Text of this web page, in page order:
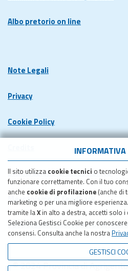
INFORMATIVA
Il sito utilizza cookie tecnici o
funzionare correttamente. Con il tuo
anche cookie di profilazione (anche di
marketing o per una migliore
tramite laX in alto a destra, accetti solo
Seleziona Gestisci Cookie per
consensi. Consulta anche la nostra
GESTISCI
Albo pretorio on line
Note Legali
Privacy
Cookie Policy
Dichiarazione di accessibilita'
Meccanismo di feedback
Pubblicazione obiettivi di
© 2024 Provincia di